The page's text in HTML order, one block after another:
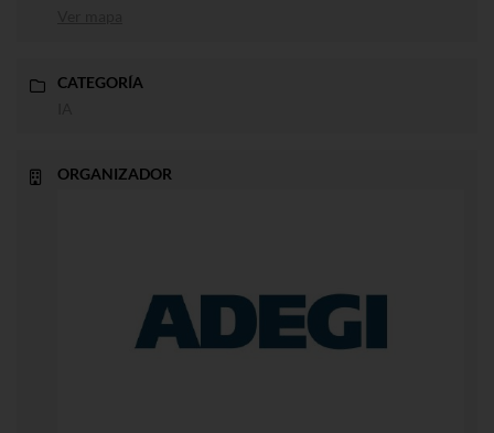
CATEGORÍA
ORGANIZADOR